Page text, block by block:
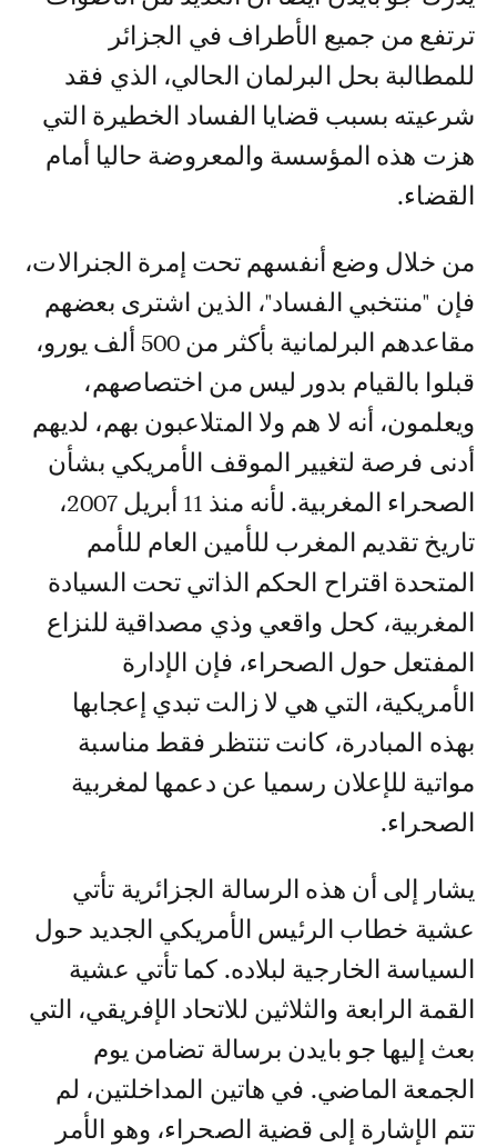
ترتفع من جميع الأطراف في الجزائر
للمطالبة بحل البرلمان الحالي، الذي فقد
شرعيته بسبب قضايا الفساد الخطيرة التي
هزت هذه المؤسسة والمعروضة حاليا أمام
القضاء.
من خلال وضع أنفسهم تحت إمرة الجنرالات،
فإن "منتخبي الفساد"، الذين اشترى بعضهم
مقاعدهم البرلمانية بأكثر من 500 ألف يورو،
قبلوا بالقيام بدور ليس من اختصاصهم،
ويعلمون، أنه لا هم ولا المتلاعبون بهم، لديهم
أدنى فرصة لتغيير الموقف الأمريكي بشأن
الصحراء المغربية. لأنه منذ 11 أبريل 2007،
تاريخ تقديم المغرب للأمين العام للأمم
المتحدة اقتراح الحكم الذاتي تحت السيادة
المغربية، كحل واقعي وذي مصداقية للنزاع
المفتعل حول الصحراء، فإن الإدارة
الأمريكية، التي هي لا زالت تبدي إعجابها
بهذه المبادرة، كانت تنتظر فقط مناسبة
مواتية للإعلان رسميا عن دعمها لمغربية
الصحراء.
يشار إلى أن هذه الرسالة الجزائرية تأتي
عشية خطاب الرئيس الأمريكي الجديد حول
السياسة الخارجية لبلاده. كما تأتي عشية
القمة الرابعة والثلاثين للاتحاد الإفريقي، التي
بعث إليها جو بايدن برسالة تضامن يوم
الجمعة الماضي. في هاتين المداخلتين، لم
تتم الإشارة إلى قضية الصحراء، وهو الأمر